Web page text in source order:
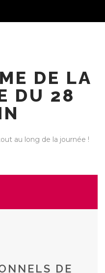
DE LA
DU 28
au long de la journée !
DE